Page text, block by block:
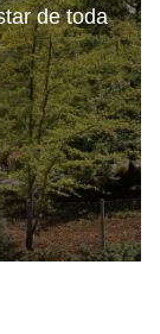
Académicos
de toda